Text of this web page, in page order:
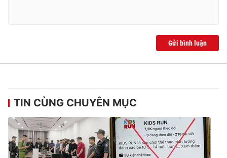
Gửi bình luận
TIN CÙNG CHUYÊN MỤC